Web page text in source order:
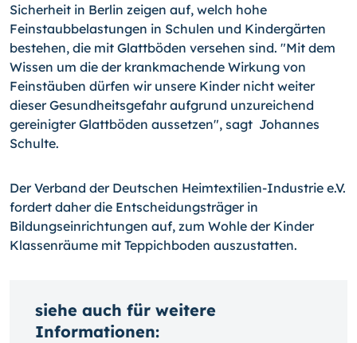
Sicherheit in Berlin zeigen auf, welch hohe
Feinstaubbelastungen in Schulen und Kindergärten
bestehen, die mit Glattböden versehen sind. "Mit dem
Wissen um die der krankmachende Wirkung von
Feinstäuben dürfen wir unsere Kinder nicht weiter
dieser Gesundheitsgefahr aufgrund unzureichend
gereinigter Glattböden aussetzen", sagt Johannes
Schulte.
Der Verband der Deutschen Heimtextilien-Industrie e.V.
fordert daher die Entscheidungsträger in
Bildungseinrichtungen auf, zum Wohle der Kinder
Klassenräume mit Teppichboden auszustatten.
siehe auch für weitere
Informationen: